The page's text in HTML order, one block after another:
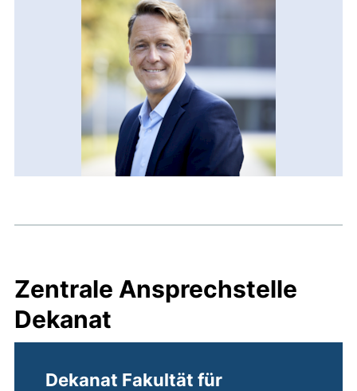
Zentrale Ansprechstelle
Dekanat
Dekanat Fakultät für